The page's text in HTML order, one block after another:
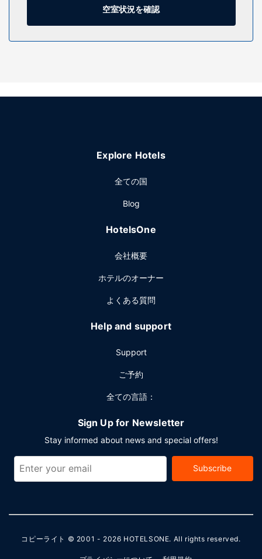
プライベートビーチへくり出して 1 日遊んだり、屋外プール
空室状況を確認
Explore Hotels
全ての国
Blog
HotelsOne
会社概要
ホテルのオーナー
よくある質問
Help and support
Support
ご予約
全ての言語：
Sign Up for Newsletter
Stay informed about news and special offers!
Subscribe
コピーライト © 2001 - 2026 HOTELSONE. All rights reserved.